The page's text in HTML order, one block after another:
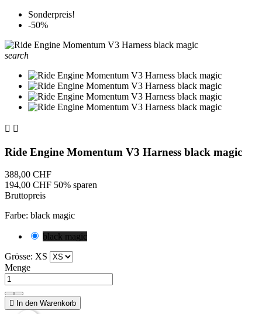
Sonderpreis!
-50%
search
 
Ride Engine Momentum V3 Harness black magic
388,00 CHF
194,00 CHF 50% sparen
Bruttopreis
Farbe: black magic
black magic
Grösse: XS
Menge
 In den Warenkorb